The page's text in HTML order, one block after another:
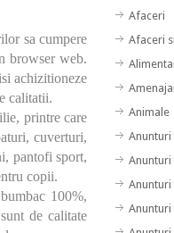
sa cumpere
browser web.
achizitioneze
calitatii.
printre care
cuverturi,
pantofi sport,
copii.
100%,
de calitate
Afaceri
Afaceri
Animale
Anunturi
Anunturi
Anunturi
Anunturi